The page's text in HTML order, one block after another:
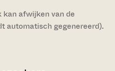
kan afwijken van de
automatisch gegenereerd).